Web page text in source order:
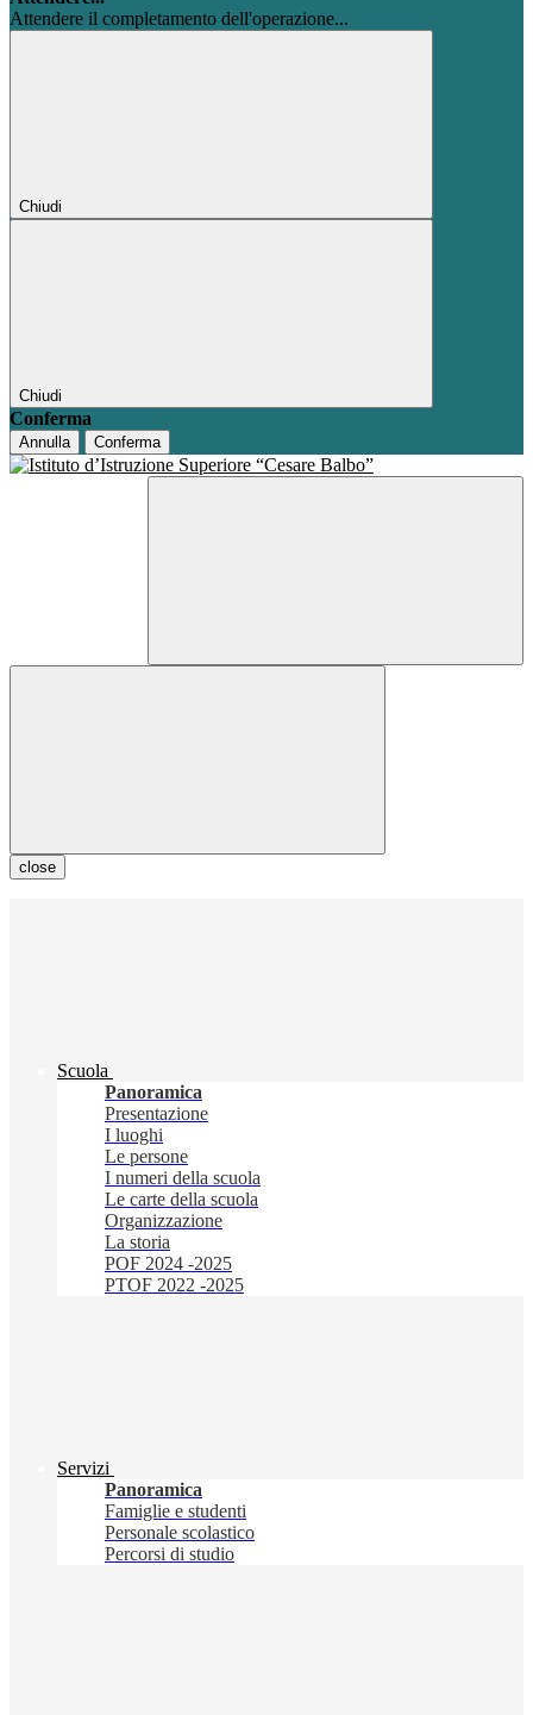
Attendere il completamento dell'operazione...
Chiudi
Chiudi
Conferma
Annulla Conferma
close
Scuola
Panoramica
Presentazione
I luoghi
Le persone
I numeri della scuola
Le carte della scuola
Organizzazione
La storia
POF 2024 -2025
PTOF 2022 -2025
Servizi
Panoramica
Famiglie e studenti
Personale scolastico
Percorsi di studio